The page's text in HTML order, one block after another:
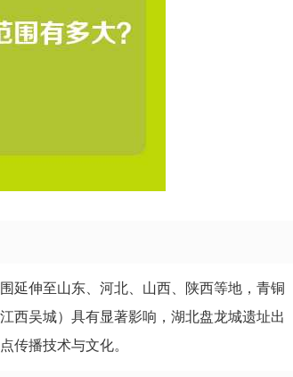
延伸至山东、河北、山西、陕西等地，青铜
西吴城）具有显著影响，湖北盘龙城遗址出
传播技术与文化。